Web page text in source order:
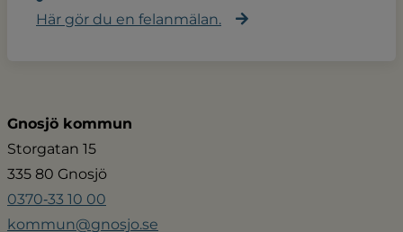
Här gör du en felanmälan.
Gnosjö kommun
Storgatan 15
335 80 Gnosjö
0370‑33 10 00
kommun@gnosjo.se